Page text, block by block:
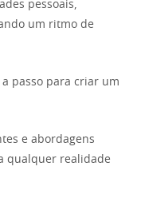
pessoais,
um ritmo de
passo para criar um
e abordagens
qualquer realidade